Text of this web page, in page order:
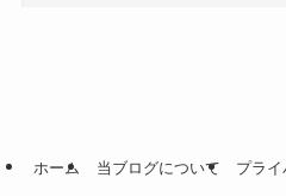
ホーム 当ブログについて プラ